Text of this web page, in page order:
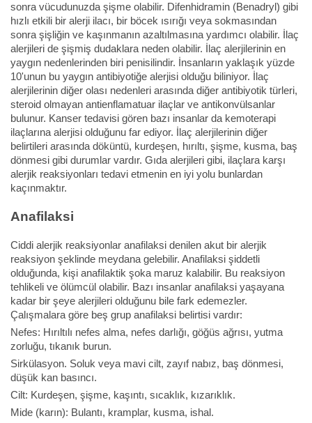
sonra vücudunuzda şişme olabilir. Difenhidramin (Benadryl) gibi
hızlı etkili bir alerji ilacı, bir böcek ısırığı veya sokmasından
sonra şişliğin ve kaşınmanın azaltılmasına yardımcı olabilir. İlaç
alerjileri de şişmiş dudaklara neden olabilir. İlaç alerjilerinin en
yaygın nedenlerinden biri penisilindir. İnsanların yaklaşık yüzde
10'unun bu yaygın antibiyotiğe alerjisi olduğu biliniyor. İlaç
alerjilerinin diğer olası nedenleri arasında diğer antibiyotik türleri,
steroid olmayan antienflamatuar ilaçlar ve antikonvülsanlar
bulunur. Kanser tedavisi gören bazı insanlar da kemoterapi
ilaçlarına alerjisi olduğunu far ediyor. İlaç alerjilerinin diğer
belirtileri arasında döküntü, kurdeşen, hırıltı, şişme, kusma, baş
dönmesi gibi durumlar vardır. Gıda alerjileri gibi, ilaçlara karşı
alerjik reaksiyonları tedavi etmenin en iyi yolu bunlardan
kaçınmaktır.
Anafilaksi
Ciddi alerjik reaksiyonlar anafilaksi denilen akut bir alerjik
reaksiyon şeklinde meydana gelebilir. Anafilaksi şiddetli
olduğunda, kişi anafilaktik şoka maruz kalabilir. Bu reaksiyon
tehlikeli ve ölümcül olabilir. Bazı insanlar anafilaksi yaşayana
kadar bir şeye alerjileri olduğunu bile fark edemezler.
Çalışmalara göre beş grup anafilaksi belirtisi vardır:
Nefes: Hırıltılı nefes alma, nefes darlığı, göğüs ağrısı, yutma
zorluğu, tıkanık burun.
Sirkülasyon. Soluk veya mavi cilt, zayıf nabız, baş dönmesi,
düşük kan basıncı.
Cilt: Kurdeşen, şişme, kaşıntı, sıcaklık, kızarıklık.
Mide (karın): Bulantı, kramplar, kusma, ishal.